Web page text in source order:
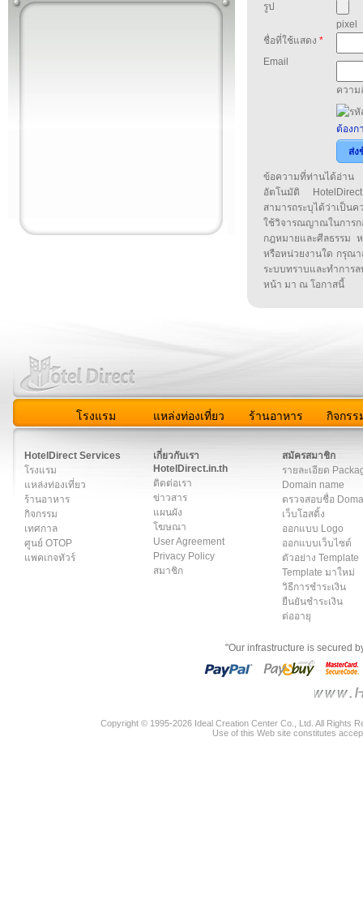
รูป
pixel
ชื่อที่ใช้แสดง *
Email
ความ
ต้องก
ส่ง
ข้อความที่ท่านได้อ่าน
อัตโนมัติ
สามารถระบุได้ว่าเป็น
ใช้วิจารณญาณในกา
กฎหมายและศีลธรรม
หรือหน่วยงานใด กรุณา
ระบบทราบและทำกา
หน้า มา ณ โอกาสนี้
โรงแรม แหล่งท่องเที่ยว ร้านอาหาร กิจกรร
HotelDirect Services
โรงแรม
แหล่งท่องเที่ยว
ร้านอาหาร
กิจกรรม
เทศกาล
ศูนย์ OTOP
แพคเกจทัวร์
เกี่ยวกับเรา
HotelDirect.in.th
ติดต่อเรา
ข่าวสาร
แผนผัง
โฆษณา
User Agreement
Privacy Policy
สมาชิก
สมัครสมาชิก
รายละเอียด
Domain name
ตรวจสอบชื่อ
เว็บโฮสติ้ง
ออกแบบ Logo
ออกแบบเว็บไซต์
ตัวอย่าง Template
Template มาใหม่
วิธีการชำระเงิน
ยืนยันชำระเงิน
ต่ออายุ
"Our infrastructure is secured
Copyright © 1995-2026 Ideal Creation Center Co., Ltd. All Rights
Use of this Web site constitutes